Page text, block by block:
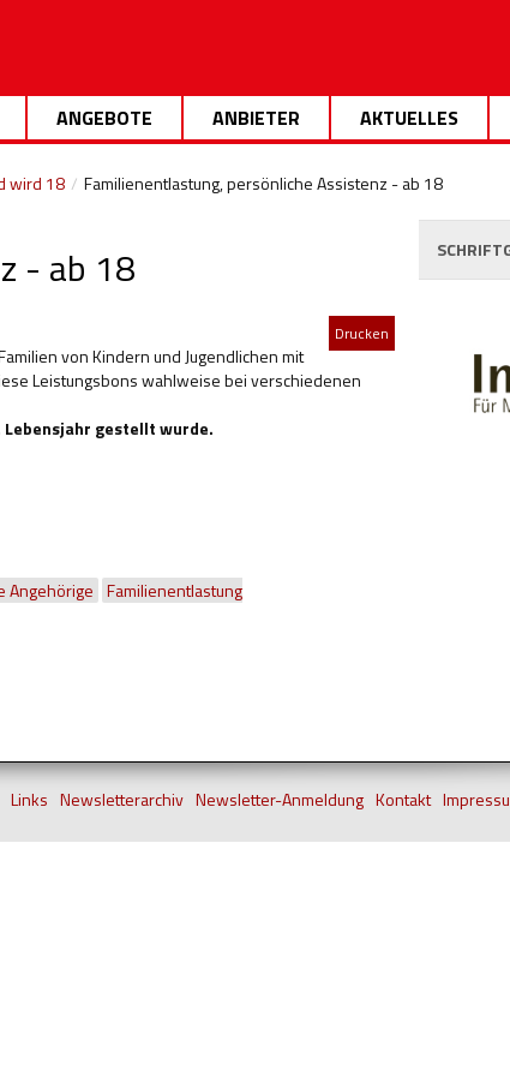
ANGEBOTE ANBIETER AKTUELLES
wird 18 / Familienentlastung, persönliche Assistenz - ab 18
- ab 18
Drucken
von Kindern und Jugendlichen mit
Leistungsbons wahlweise bei verschiedenen
gestellt wurde.
Angehörige Familienentlastung
Links Newsletterarchiv Newsletter-Anmeldung Kontakt